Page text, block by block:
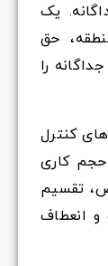
یک
حق
را
کنترل
کاری
تقسیم
انعطاف